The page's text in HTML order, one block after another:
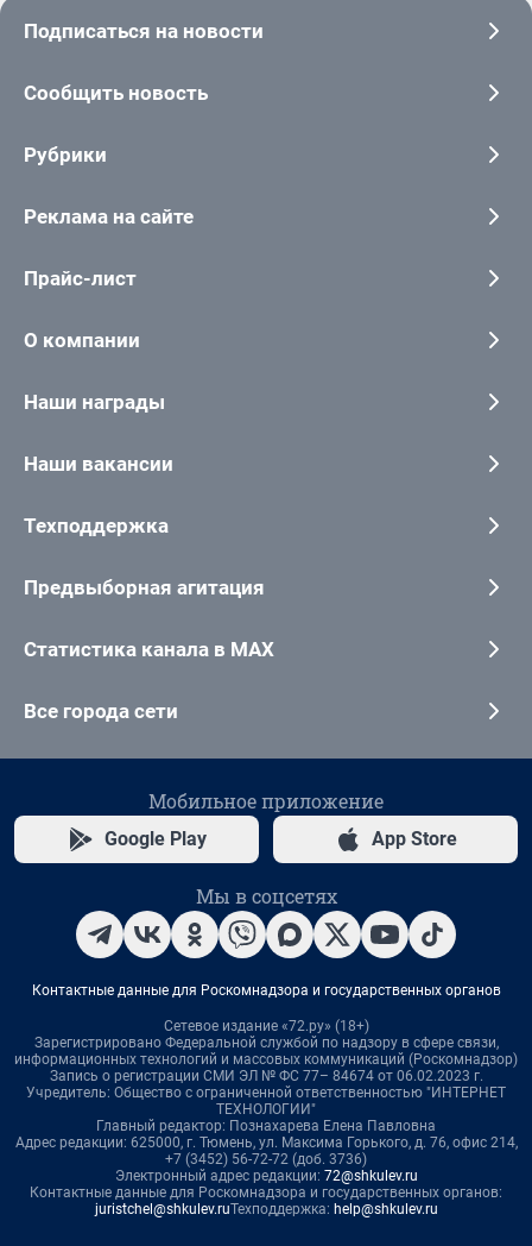
Подписаться на новости
Сообщить новость
Рубрики
Реклама на сайте
Прайс-лист
О компании
Наши награды
Наши вакансии
Техподдержка
Предвыборная агитация
Статистика канала в MAX
Все города сети
Мобильное приложение
Google Play App Store
Мы в соцсетях
Контактные данные для Роскомнадзора и государственных органов
Сетевое издание «72.ру» (18+)
Зарегистрировано Федеральной службой по надзору в сфере связи,
информационных технологий и массовых коммуникаций (Роскомнадзор)
Запись о регистрации СМИ ЭЛ № ФС 77– 84674 от 06.02.2023 г.
Учредитель: Общество с ограниченной ответственностью "ИНТЕРНЕТ
ТЕХНОЛОГИИ"
Главный редактор: Познахарева Елена Павловна
Адрес редакции: 625000, г. Тюмень, ул. Максима Горького, д. 76, офис 214,
+7 (3452) 56-72-72 (доб. 3736)
Электронный адрес редакции: 72@shkulev.ru
Контактные данные для Роскомнадзора и государственных органов:
juristchel@shkulev.ruТехподдержка: help@shkulev.ru